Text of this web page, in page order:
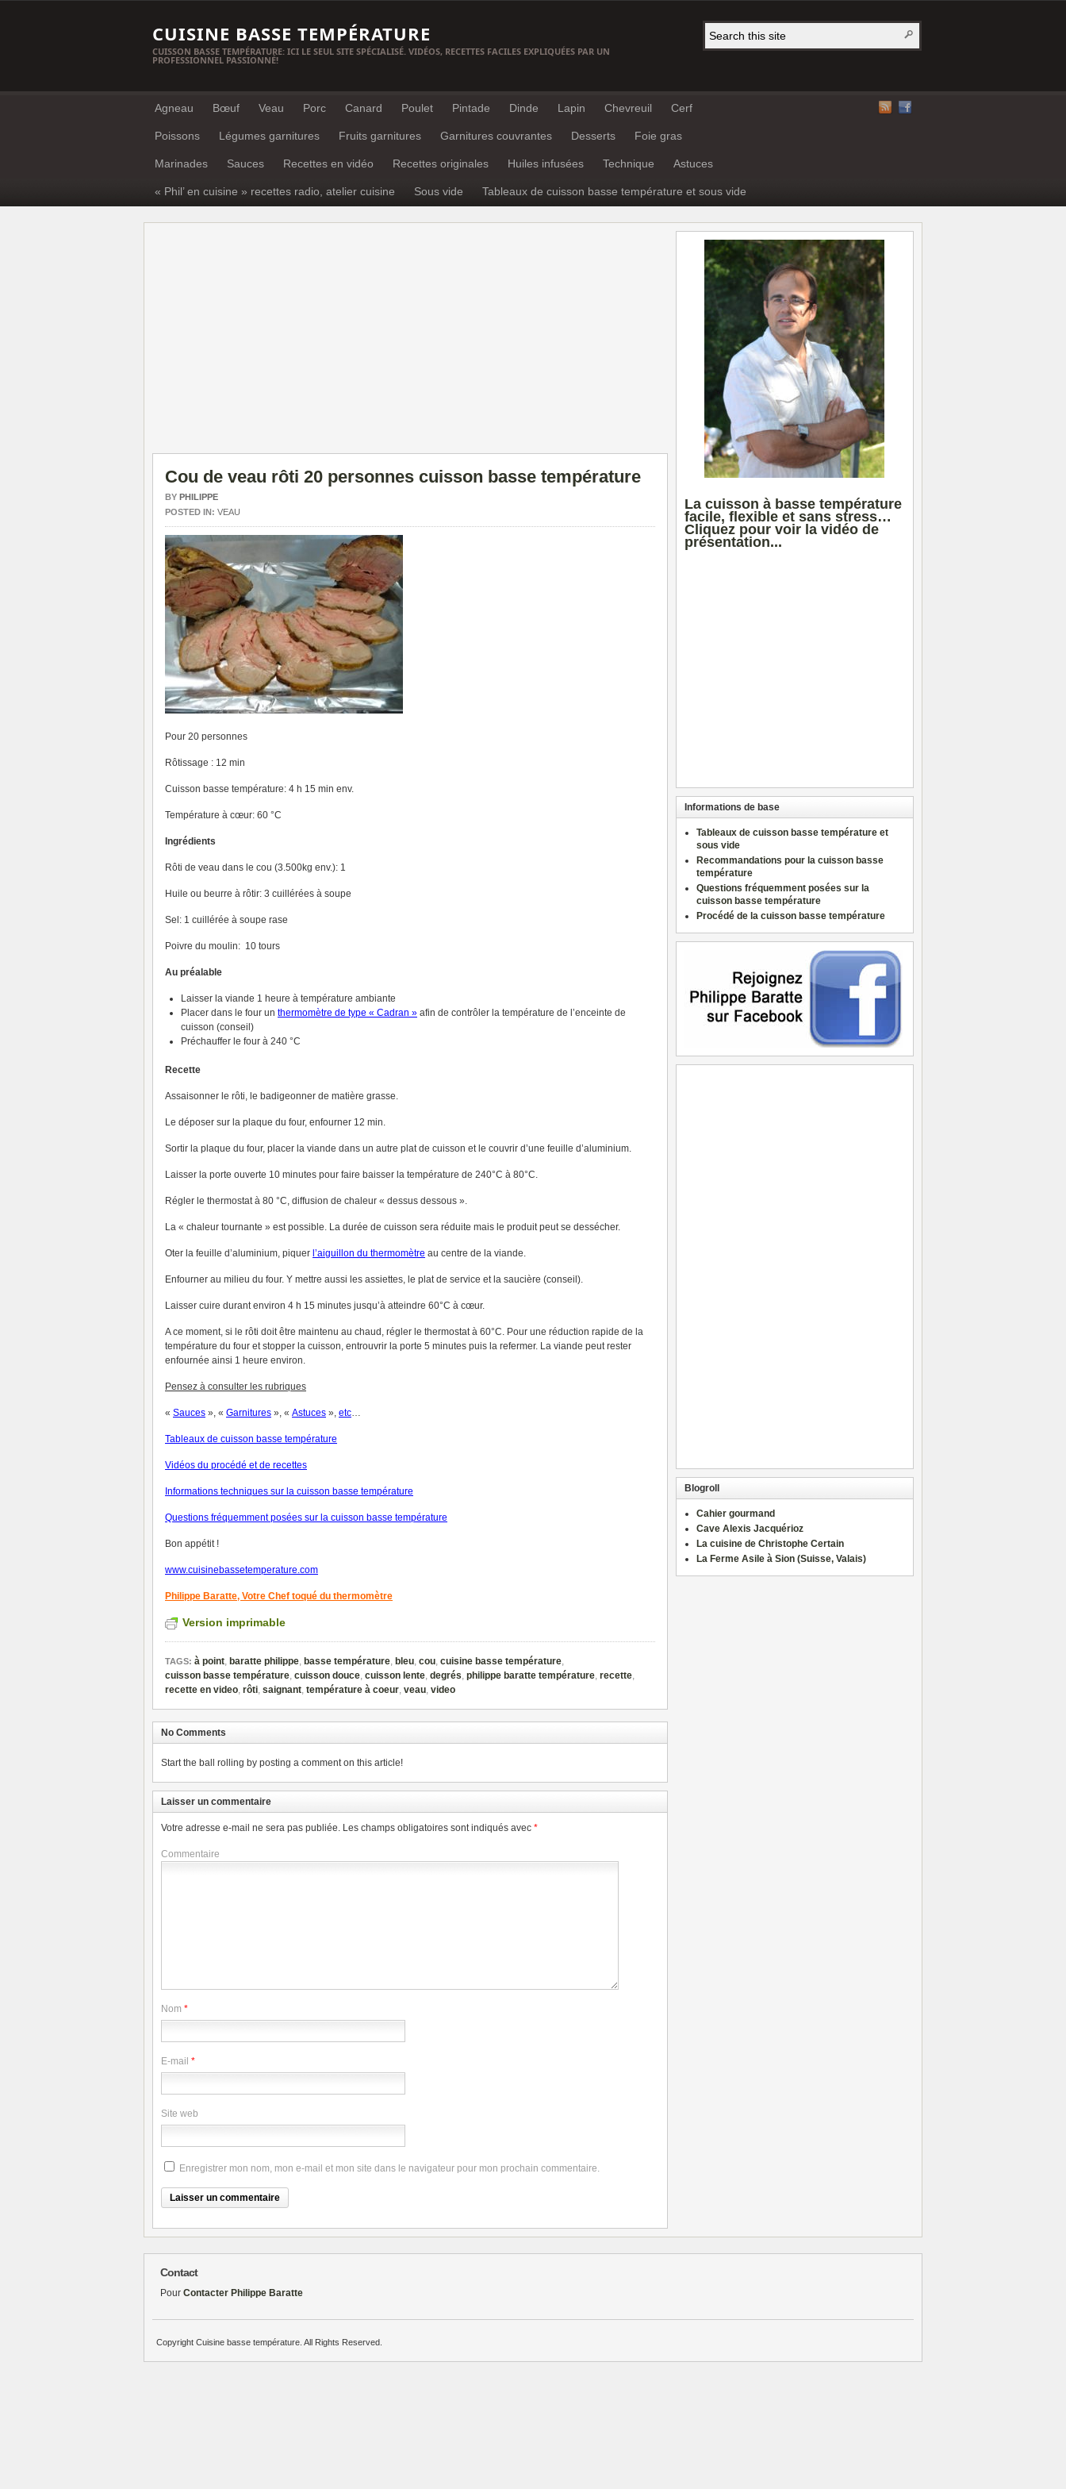
CUISINE BASSE TEMPÉRATURE
CUISSON BASSE TEMPÉRATURE: ICI LE SEUL SITE SPÉCIALISÉ. VIDÉOS, RECETTES FACILES EXPLIQUÉES PAR UN
PROFESSIONNEL PASSIONNÉ!
Agneau Bœuf Veau Porc Canard Poulet Pintade Dinde Lapin Chevreuil Cerf
Poissons Légumes garnitures Fruits garnitures Garnitures couvrantes Desserts Foie gras
Marinades Sauces Recettes en vidéo Recettes originales Huiles infusées Technique Astuces
« Phil’ en cuisine » recettes radio, atelier cuisine Sous vide Tableaux de cuisson basse température et sous vide
Cou de veau rôti 20 personnes cuisson basse température
BY PHILIPPE
POSTED IN: VEAU
Pour 20 personnes
Rôtissage : 12 min
Cuisson basse température: 4 h 15 min env.
Température à cœur: 60 °C
Ingrédients
Rôti de veau dans le cou (3.500kg env.): 1
Huile ou beurre à rôtir: 3 cuillérées à soupe
Sel: 1 cuillérée à soupe rase
Poivre du moulin: 10 tours
Au préalable
Laisser la viande 1 heure à température ambiante
Placer dans le four un thermomètre de type « Cadran » afin de contrôler la température de l’enceinte de
cuisson (conseil)
Préchauffer le four à 240 °C
Recette
Assaisonner le rôti, le badigeonner de matière grasse.
Le déposer sur la plaque du four, enfourner 12 min.
Sortir la plaque du four, placer la viande dans un autre plat de cuisson et le couvrir d’une feuille d’aluminium.
Laisser la porte ouverte 10 minutes pour faire baisser la température de 240°C à 80°C.
Régler le thermostat à 80 °C, diffusion de chaleur « dessus dessous ».
La « chaleur tournante » est possible. La durée de cuisson sera réduite mais le produit peut se dessécher.
Oter la feuille d’aluminium, piquer l’aiguillon du thermomètre au centre de la viande.
Enfourner au milieu du four. Y mettre aussi les assiettes, le plat de service et la saucière (conseil).
Laisser cuire durant environ 4 h 15 minutes jusqu’à atteindre 60°C à cœur.
A ce moment, si le rôti doit être maintenu au chaud, régler le thermostat à 60°C. Pour une réduction rapide de la
température du four et stopper la cuisson, entrouvrir la porte 5 minutes puis la refermer. La viande peut rester
enfournée ainsi 1 heure environ.
Pensez à consulter les rubriques
« Sauces », « Garnitures », « Astuces », etc…
Tableaux de cuisson basse température
Vidéos du procédé et de recettes
Informations techniques sur la cuisson basse température
Questions fréquemment posées sur la cuisson basse température
Bon appétit !
www.cuisinebassetemperature.com
Philippe Baratte, Votre Chef toqué du thermomètre
Version imprimable
TAGS: à point, baratte philippe, basse température, bleu, cou, cuisine basse température,
cuisson basse température, cuisson douce, cuisson lente, degrés, philippe baratte température, recette,
recette en video, rôti, saignant, température à coeur, veau, video
No Comments
Start the ball rolling by posting a comment on this article!
Laisser un commentaire
Votre adresse e-mail ne sera pas publiée. Les champs obligatoires sont indiqués avec *
Commentaire
Nom *
E-mail *
Site web
Enregistrer mon nom, mon e-mail et mon site dans le navigateur pour mon prochain commentaire.
La cuisson à basse température
facile, flexible et sans stress…
Cliquez pour voir la vidéo de
présentation...
Informations de base
Tableaux de cuisson basse température et
sous vide
Recommandations pour la cuisson basse
température
Questions fréquemment posées sur la
cuisson basse température
Procédé de la cuisson basse température
Blogroll
Cahier gourmand
Cave Alexis Jacquérioz
La cuisine de Christophe Certain
La Ferme Asile à Sion (Suisse, Valais)
Contact
Pour Contacter Philippe Baratte
Copyright Cuisine basse température. All Rights Reserved.